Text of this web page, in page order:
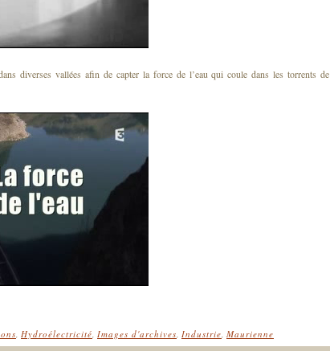
diverses vallées afin de capter la force de l’eau qui coule dans les torrents de
, Hydroélectricité, Images d'archives, Industrie, Maurienne